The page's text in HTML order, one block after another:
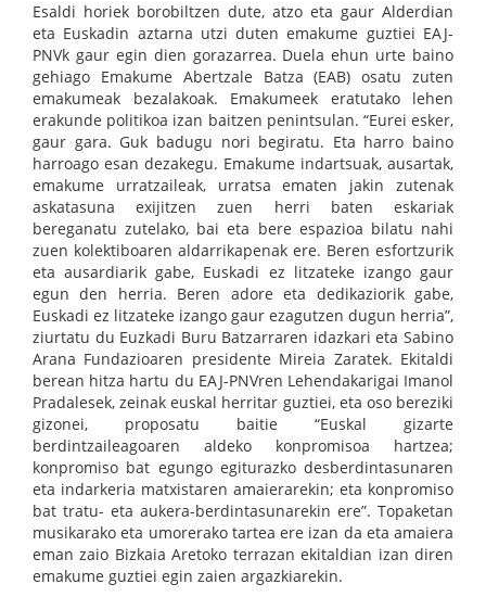
Esaldi horiek borobiltzen dute, atzo eta gaur Alderdian
eta Euskadin aztarna utzi duten emakume guztiei EAJ-
PNVk gaur egin dien gorazarrea. Duela ehun urte baino
gehiago Emakume Abertzale Batza (EAB) osatu zuten
emakumeak bezalakoak. Emakumeek eratutako lehen
erakunde politikoa izan baitzen penintsulan. “Eurei esker,
gaur gara. Guk badugu nori begiratu. Eta harro baino
harroago esan dezakegu. Emakume indartsuak, ausartak,
emakume urratzaileak, urratsa ematen jakin zutenak
askatasuna exijitzen zuen herri baten eskariak
bereganatu zutelako, bai eta bere espazioa bilatu nahi
zuen kolektiboaren aldarrikapenak ere. Beren esfortzurik
eta ausardiarik gabe, Euskadi ez litzateke izango gaur
egun den herria. Beren adore eta dedikaziorik gabe,
Euskadi ez litzateke izango gaur ezagutzen dugun herria”,
ziurtatu du Euzkadi Buru Batzarraren idazkari eta Sabino
Arana Fundazioaren presidente Mireia Zaratek. Ekitaldi
berean hitza hartu du EAJ-PNVren Lehendakarigai Imanol
Pradalesek, zeinak euskal herritar guztiei, eta oso bereziki
gizonei, proposatu baitie “Euskal gizarte
berdintzaileagoaren aldeko konpromisoa hartzea;
konpromiso bat egungo egiturazko desberdintasunaren
eta indarkeria matxistaren amaierarekin; eta konpromiso
bat tratu- eta aukera-berdintasunarekin ere”. Topaketan
musikarako eta umorerako tartea ere izan da eta amaiera
eman zaio Bizkaia Aretoko terrazan ekitaldian izan diren
emakume guztiei egin zaien argazkiarekin.